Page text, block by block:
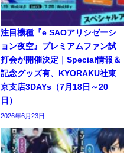
注目機種『e SAOアリシゼーシ
ョン夜空』プレミアムファン試
打会が開催決定｜Special情報＆
記念グッズ有、KYORAKU社東
京支店3DAYs（7月18日～20
日）
2026年6月23日